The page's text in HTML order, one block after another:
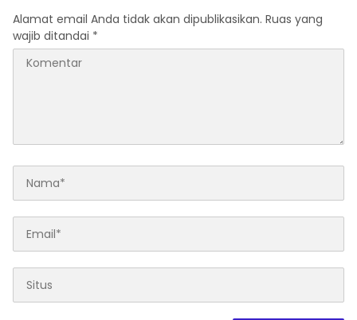
Alamat email Anda tidak akan dipublikasikan. Ruas yang
wajib ditandai *